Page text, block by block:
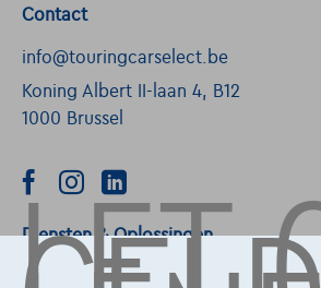
Contact
info@touringcarselect.be
Koning Albert II-laan 4, B12
1000 Brussel
Diensten & Oplossingen
Pechverhelping verzekering